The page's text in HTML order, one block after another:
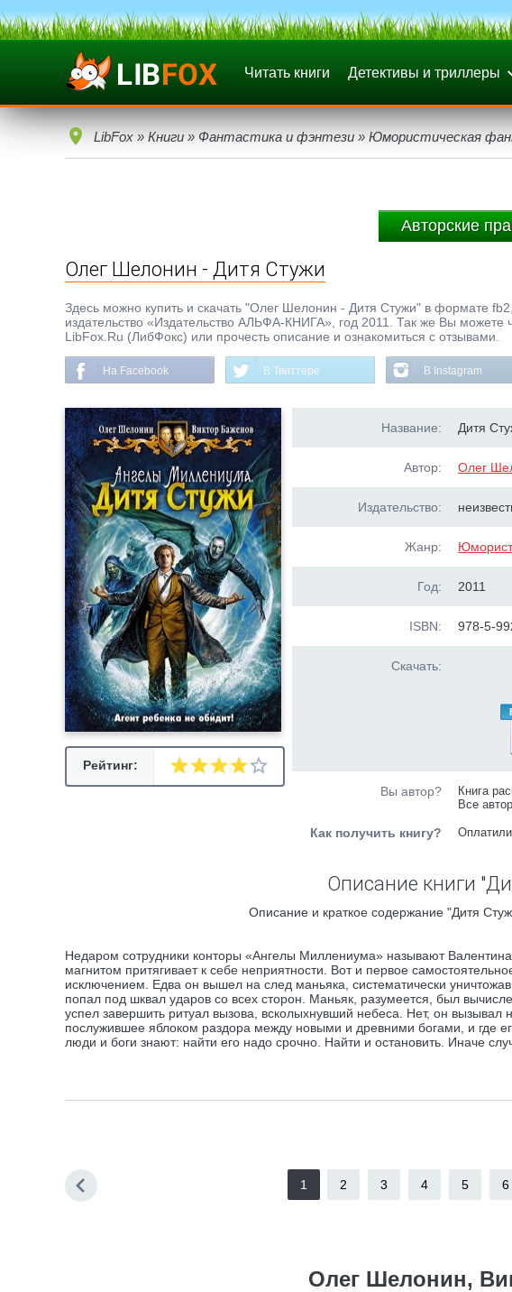
Читать книги Детективы и триллеры
LibFox » Книги » Фантастика и фэнтези » Юмористическая
Авторские
Олег Шелонин - Дитя Стужи
Здесь можно купить и скачать "Олег Шелонин - Дитя Стужи" в формате
издательство «Издательство АЛЬФА-КНИГА», год 2011. Так же Вы можете
LibFox.Ru (ЛибФокс) или прочесть описание и ознакомиться с отзывами.
На Facebook В Твиттере В Instagram
Рейтинг:
Название: Дитя
Автор: Олег
Издательство:
Жанр:
Год: 2011
ISBN: 978-5-
Скачать:
Вы автор?
Книга
Все
Как получить книгу?
Описание книги
Описание и краткое содержание "Дитя
Недаром сотрудники конторы «Ангелы Миллениума» называют
магнитом притягивает к себе неприятности. Вот и первое
исключением. Едва он вышел на след маньяка, систематически
попал под шквал ударов со всех сторон. Маньяк, разумеется, был
успел завершить ритуал вызова, всколыхнувший небеса. Нет, он
послужившее яблоком раздора между новыми и древними богами, и где
люди и боги знают: найти его надо срочно. Найти и остановить. Иначе
1 2 3 4 5 6
Олег Шелонин,